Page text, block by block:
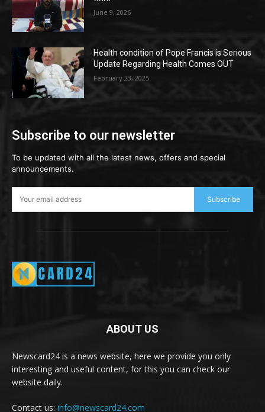
June 9, 2026
Health condition of Pope Francis is Serious
Update Regarding Health Comes OUT
February 23, 2025
Subscribe to our newsletter
To be updated with all the latest news, offers and special
announcements.
Subscribe
ABOUT US
Newscard24 is a news website, here we provide you only
interesting and useful content, for this you can check our
website daily.
Contact us: info@newscard24.com